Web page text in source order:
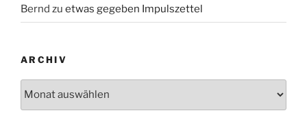
Bernd zu etwas gegeben Impulszettel
ARCHIV